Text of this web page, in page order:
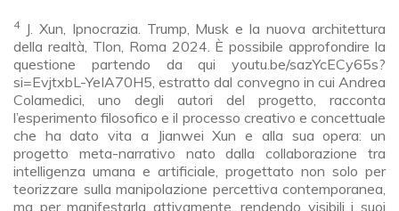
4J. Xun, Ipnocrazia. Trump, Musk e la nuova architettura
della realtà, Tlon, Roma 2024. È possibile approfondire la
questione partendo da qui youtu.be/sazYcECy65s?
si=EvjtxbL-YeIA70H5, estratto dal convegno in cui Andrea
Colamedici, uno degli autori del progetto, racconta
l’esperimento filosofico e il processo creativo e concettuale
che ha dato vita a Jianwei Xun e alla sua opera: un
progetto meta-narrativo nato dalla collaborazione tra
intelligenza umana e artificiale, progettato non solo per
teorizzare sulla manipolazione percettiva contemporanea,
ma per manifestarla attivamente, rendendo visibili i suoi